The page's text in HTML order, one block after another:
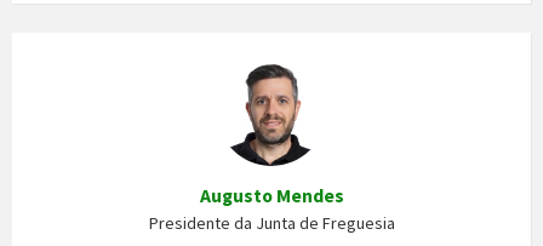
Augusto Mendes
Presidente da Junta de Freguesia